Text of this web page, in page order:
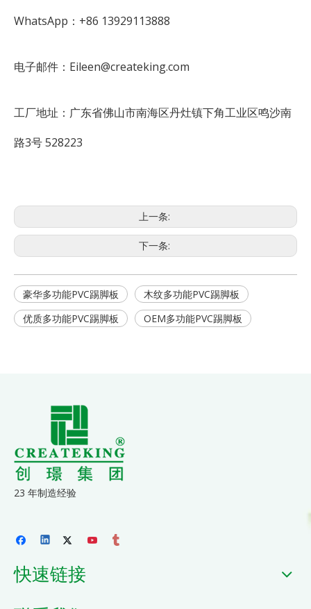
WhatsApp：+86 13929113888
电子邮件：Eileen@createking.com
工厂地址：广东省佛山市南海区丹灶镇下角工业区鸣沙南
路3号 528223
上一条:
下一条:
豪华多功能PVC踢脚板
木纹多功能PVC踢脚板
优质多功能PVC踢脚板
OEM多功能PVC踢脚板
23 年制造经验
快速链接